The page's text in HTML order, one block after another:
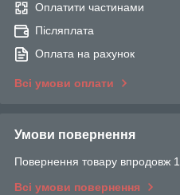
Оплатити частинами
Післяплата
Оплата на рахунок
Всі умови оплати
Умови повернення
Повернення товару впродовж
Всі умови повернення